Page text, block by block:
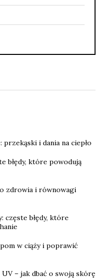
i dania na ciepło
błędy, które powodują
zdrowia i równowagi
częste błędy, które
w ciąży i poprawić
– jak dbać o swoją skórę